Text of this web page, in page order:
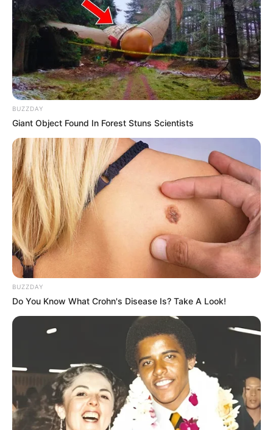
BUZZDAY
Giant Object Found In Forest Stuns Scientists
BUZZDAY
Do You Know What Crohn's Disease Is? Take A Look!